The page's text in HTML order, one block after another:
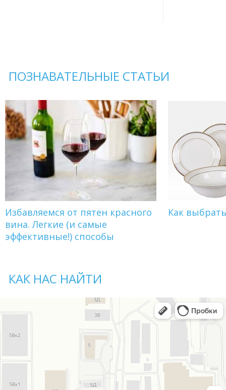
ПОЗНАВАТЕЛЬНЫЕ СТАТЬИ
Избавляемся от пятен красного
вина. Легкие (и самые
эффективные!) способы
Как
КАК НАС НАЙТИ